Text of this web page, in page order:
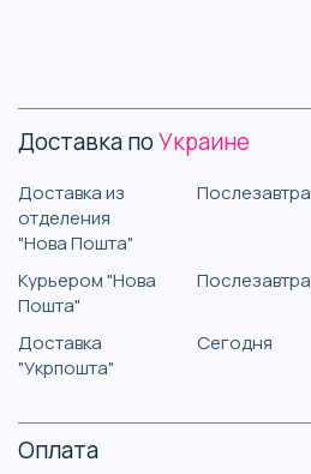
Доставка поУкраине
Доставка из
отделения
"Нова Пошта"
Послезавтра
Курьером "Нова
Пошта"
Послезавтра
Доставка
"Укрпошта"
Сегодня
Оплата